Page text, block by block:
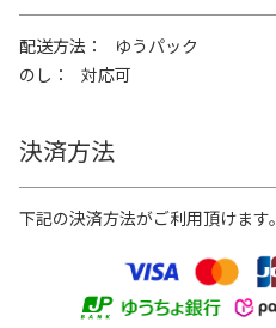
配送方法
ゆうパック
のし
対応可
決済方法
下記の決済方法がご利用頂けます。